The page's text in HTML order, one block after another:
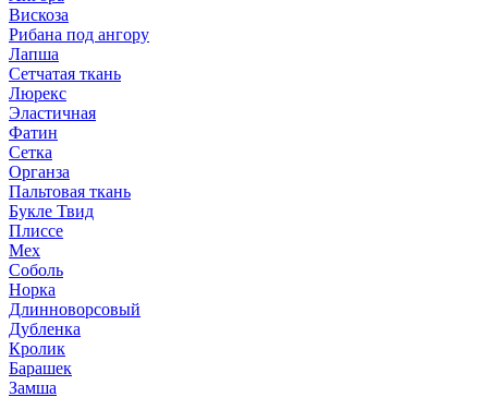
Вискоза
Рибана под ангору
Лапша
Сетчатая ткань
Люрекс
Эластичная
Фатин
Сетка
Органза
Пальтовая ткань
Букле Твид
Плиссе
Мех
Соболь
Норка
Длинноворсовый
Дубленка
Кролик
Барашек
Замша